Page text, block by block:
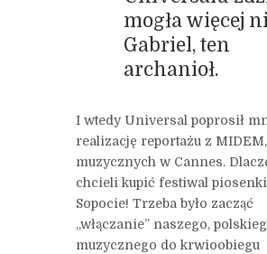
mogła więcej
Gabriel, ten
archanioł.
I wtedy Universal poprosił
realizację reportażu z
muzycznych w Cannes.
chcieli kupić festiwal
Sopocie! Trzeba było zacząć
„włączanie” naszego,
muzycznego do krwioobiegu